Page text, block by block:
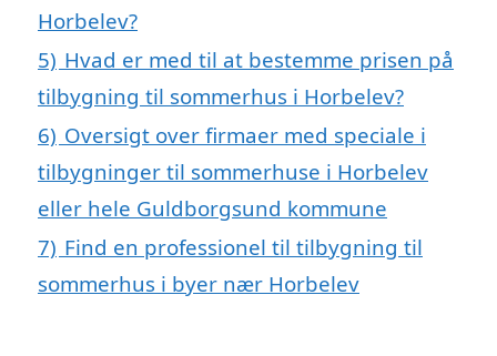
Horbelev?
5) Hvad er med til at bestemme prisen på
tilbygning til sommerhus i Horbelev?
6) Oversigt over firmaer med speciale i
tilbygninger til sommerhuse i Horbelev
eller hele Guldborgsund kommune
7) Find en professionel til tilbygning til
sommerhus i byer nær Horbelev